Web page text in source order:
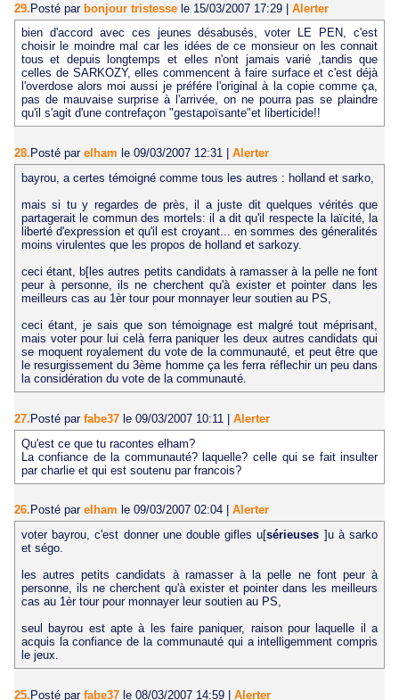
29.Posté par bonjour tristesse le 15/03/2007 17:29 | Alerter
bien d'accord avec ces jeunes désabusés, voter LE PEN, c'est
choisir le moindre mal car les idées de ce monsieur on les connait
tous et depuis longtemps et elles n'ont jamais varié ,tandis que
celles de SARKOZY, elles commencent à faire surface et c'est déjà
l'overdose alors moi aussi je préfére l'original à la copie comme ça,
pas de mauvaise surprise à l'arrivée, on ne pourra pas se plaindre
qu'il s'agit d'une contrefaçon "gestapoïsante"et liberticide!!
28. Posté par elham le 09/03/2007 12:31
Alerter
bayrou, a certes témoigné comme tous les autres : holland et sarko,
mais si tu y regardes de près, il a juste dit quelques vérités que
partagerait le commun des mortels: il a dit qu'il respecte la laïcité, la
liberté d'expression et qu'il est croyant... en sommes des géneralités
moins virulentes que les propos de holland et sarkozy.
ceci étant, b[les autres petits candidats à ramasser à la pelle ne font
peur à personne, ils ne cherchent qu'à exister et pointer dans les
meilleurs cas au 1èr tour pour monnayer leur soutien au PS,
ceci étant, je sais que son témoignage est malgré tout méprisant,
mais voter pour lui celà ferra paniquer les deux autres candidats qui
se moquent royalement du vote de la communauté, et peut être que
le resurgissement du 3ème homme ça les ferra réflechir un peu dans
la considération du vote de la communauté.
27. Posté par fabe37 le 09/03/2007 10:11
Alerter
Qu'est ce que tu racontes elham?
La confiance de la communauté? laquelle? celle qui se fait insulter
par charlie et qui est soutenu par francois?
26. Posté par elham le 09/03/2007 02:04
Alerter
voter bayrou, c'est donner une double gifles u[sérieuses ]u à sarko
et ségo.
les autres petits candidats à ramasser à la pelle ne font peur à
personne, ils ne cherchent qu'à exister et pointer dans les meilleurs
cas au 1èr tour pour monnayer leur soutien au PS,
seul bayrou est apte à les faire paniquer, raison pour laquelle il a
acquis la confiance de la communauté qui a intelligemment compris
le jeux.
25. Posté par fabe37 le 08/03/2007 14:59 Alerter